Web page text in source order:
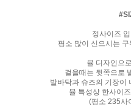
정사이즈
평소 많이 신으시는
뮬 디자인으
걸을때는 뒷쪽으로
발바닥과 슈즈의 기장이
뮬 특성상 한사이
(평소 235사